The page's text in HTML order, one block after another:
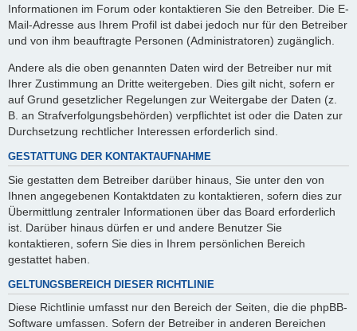
Informationen im Forum oder kontaktieren Sie den Betreiber. Die E-
Mail-Adresse aus Ihrem Profil ist dabei jedoch nur für den Betreiber
und von ihm beauftragte Personen (Administratoren) zugänglich.
Andere als die oben genannten Daten wird der Betreiber nur mit
Ihrer Zustimmung an Dritte weitergeben. Dies gilt nicht, sofern er
auf Grund gesetzlicher Regelungen zur Weitergabe der Daten (z.
B. an Strafverfolgungsbehörden) verpflichtet ist oder die Daten zur
Durchsetzung rechtlicher Interessen erforderlich sind.
GESTATTUNG DER KONTAKTAUFNAHME
Sie gestatten dem Betreiber darüber hinaus, Sie unter den von
Ihnen angegebenen Kontaktdaten zu kontaktieren, sofern dies zur
Übermittlung zentraler Informationen über das Board erforderlich
ist. Darüber hinaus dürfen er und andere Benutzer Sie
kontaktieren, sofern Sie dies in Ihrem persönlichen Bereich
gestattet haben.
GELTUNGSBEREICH DIESER RICHTLINIE
Diese Richtlinie umfasst nur den Bereich der Seiten, die die phpBB-
Software umfassen. Sofern der Betreiber in anderen Bereichen